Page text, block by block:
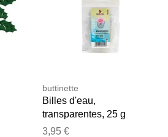
buttinette
Billes d'eau,
transparentes, 25 g
3,95 €